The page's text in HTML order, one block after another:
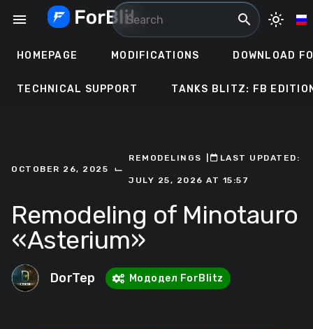
menu search light_mode
HOMEPAGE MODIFICATIONS DOWNLOAD
TECHNICAL SUPPORT TANKS BLITZ: FB
OCTOBER 26, 2025 ⌙
REMODELINGS ㅤLAST UPDATED:
JULY 25, 2026 AT 15:57
Remodeling of Minotauro
«Asterium»
DorTep Мододел ForBlitz